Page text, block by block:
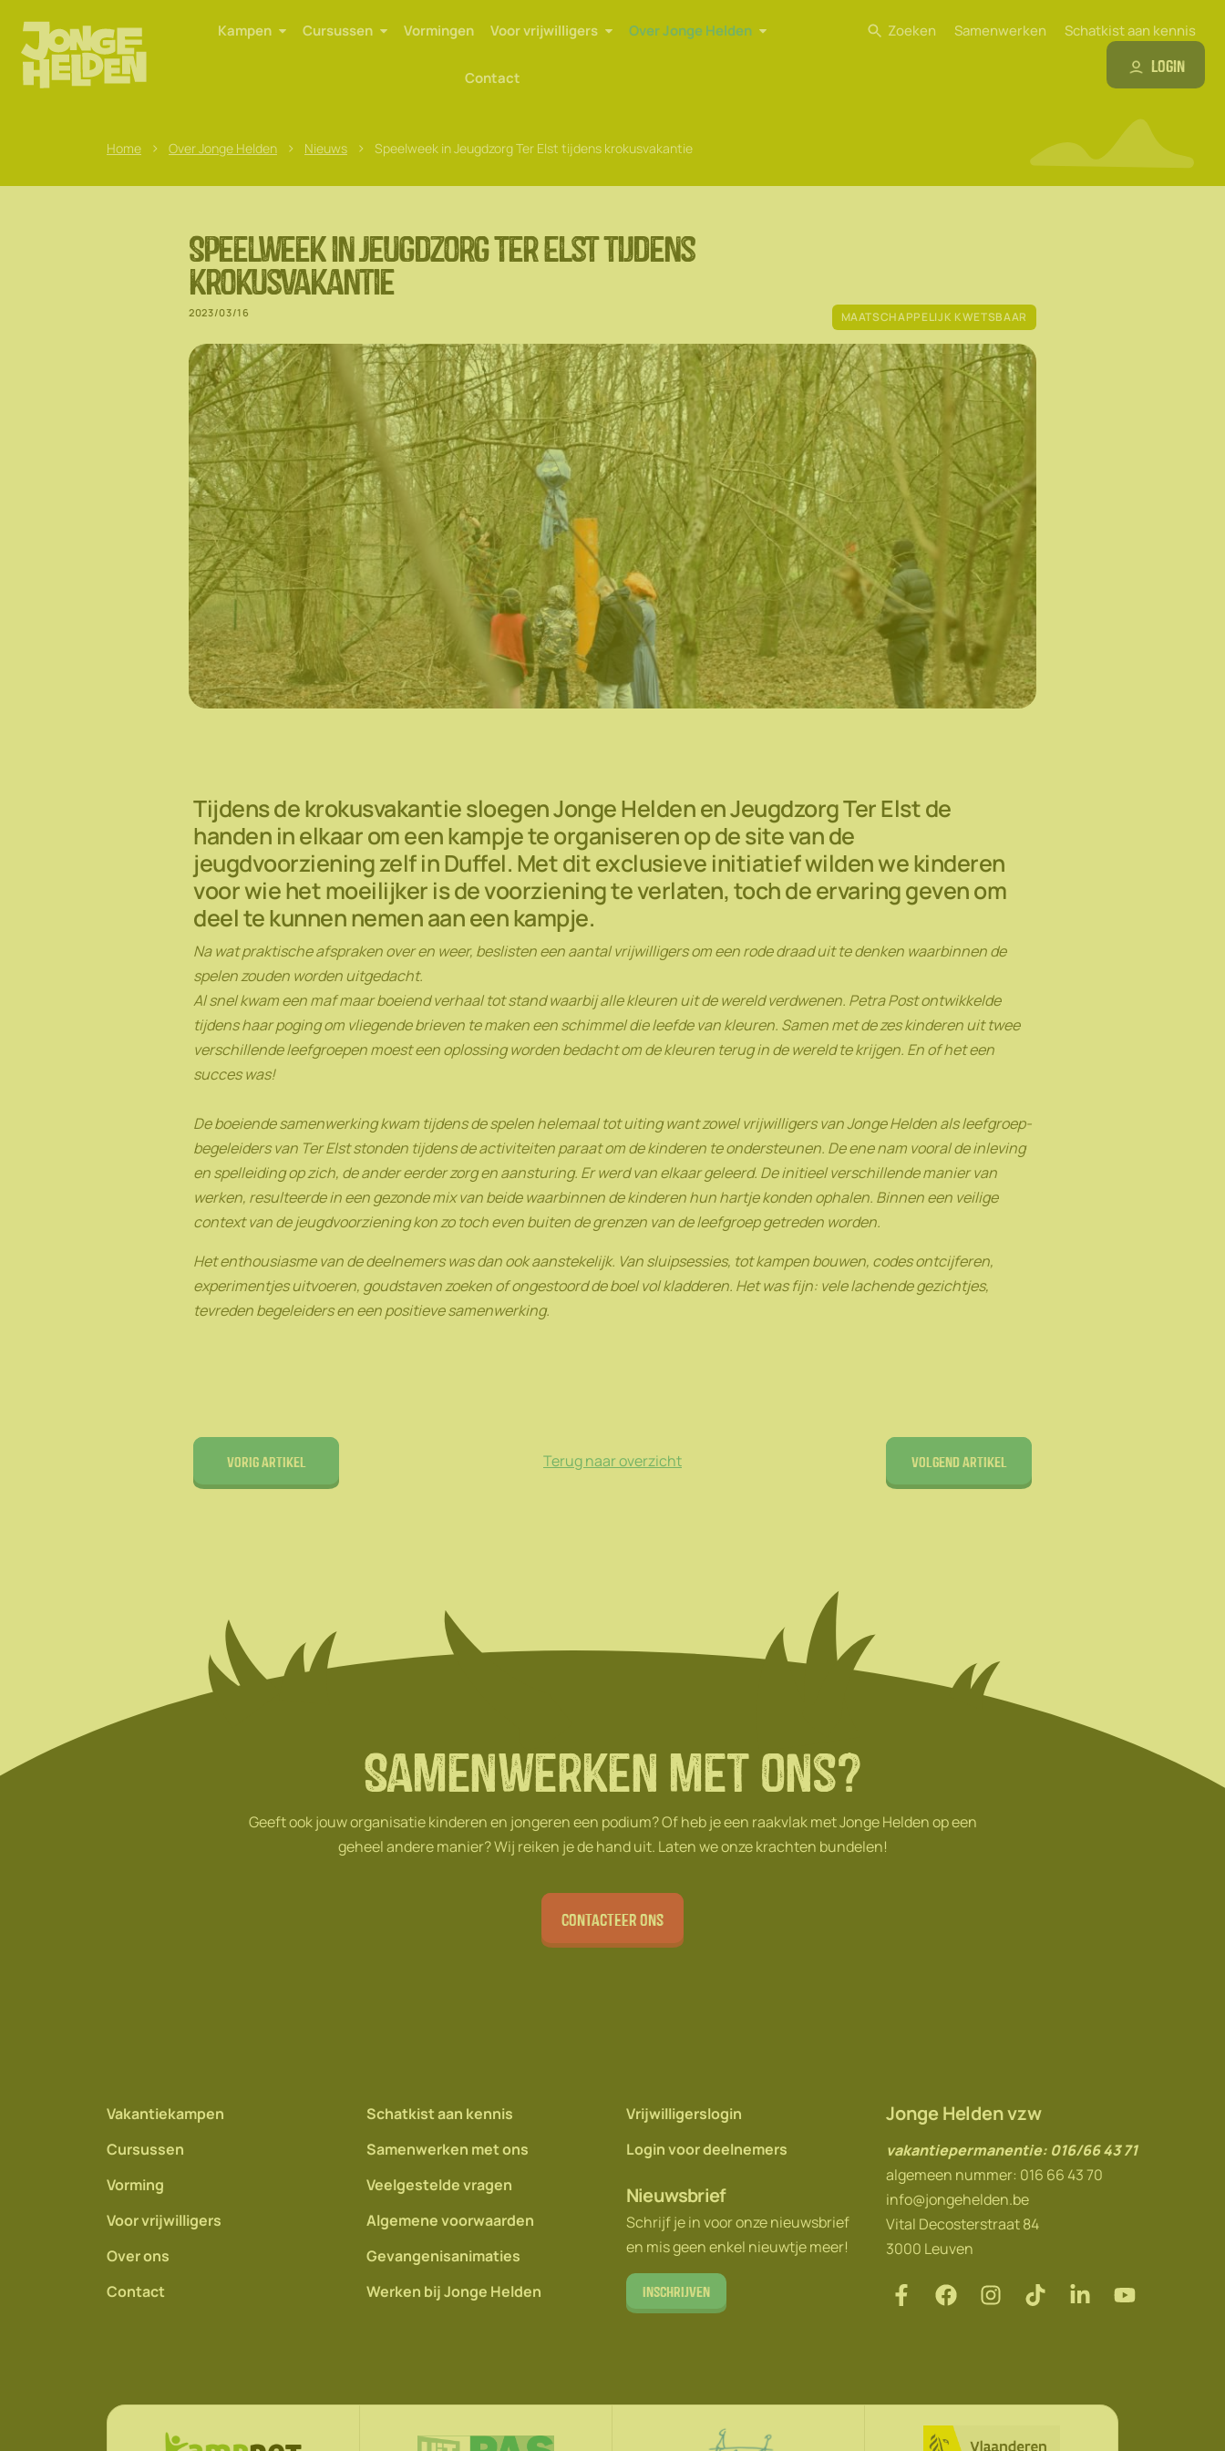
Kampen Cursussen Vormingen Voor vrijwilligers Over Jonge Helden
Contact
Zoeken Samenwerken Schatkist aan kennis
Login
Home > Over Jonge Helden > Nieuws > Speelweek in Jeugdzorg Ter Elst tijdens krokusvakantie
Speelweek in Jeugdzorg Ter Elst tijdens
krokusvakantie
2023/03/16 MAATSCHAPPELIJK KWETSBAAR
Tijdens de krokusvakantie sloegen Jonge Helden en Jeugdzorg Ter Elst de
handen in elkaar om een kampje te organiseren op de site van de
jeugdvoorziening zelf in Duffel. Met dit exclusieve initiatief wilden we kinderen
voor wie het moeilijker is de voorziening te verlaten, toch de ervaring geven om
deel te kunnen nemen aan een kampje.
Na wat praktische afspraken over en weer, beslisten een aantal vrijwilligers om een rode draad uit te denken waarbinnen de
spelen zouden worden uitgedacht.
Al snel kwam een maf maar boeiend verhaal tot stand waarbij alle kleuren uit de wereld verdwenen. Petra Post ontwikkelde
tijdens haar poging om vliegende brieven te maken een schimmel die leefde van kleuren. Samen met de zes kinderen uit twee
verschillende leefgroepen moest een oplossing worden bedacht om de kleuren terug in de wereld te krijgen. En of het een
succes was!
De boeiende samenwerking kwam tijdens de spelen helemaal tot uiting want zowel vrijwilligers van Jonge Helden als leefgroep-
begeleiders van Ter Elst stonden tijdens de activiteiten paraat om de kinderen te ondersteunen. De ene nam vooral de inleving
en spelleiding op zich, de ander eerder zorg en aansturing. Er werd van elkaar geleerd. De initieel verschillende manier van
werken, resulteerde in een gezonde mix van beide waarbinnen de kinderen hun hartje konden ophalen. Binnen een veilige
context van de jeugdvoorziening kon zo toch even buiten de grenzen van de leefgroep getreden worden.
Het enthousiasme van de deelnemers was dan ook aanstekelijk. Van sluipsessies, tot kampen bouwen, codes ontcijferen,
experimentjes uitvoeren, goudstaven zoeken of ongestoord de boel vol kladderen. Het was fijn: vele lachende gezichtjes,
tevreden begeleiders en een positieve samenwerking.
Vorig artikel Terug naar overzicht Volgend artikel
Samenwerken met ons?
Geeft ook jouw organisatie kinderen en jongeren een podium? Of heb je een raakvlak met Jonge Helden op een
geheel andere manier? Wij reiken je de hand uit. Laten we onze krachten bundelen!
Contacteer ons
Vakantiekampen
Cursussen
Vorming
Voor vrijwilligers
Over ons
Contact
Schatkist aan kennis
Samenwerken met ons
Veelgestelde vragen
Algemene voorwaarden
Gevangenisanimaties
Werken bij Jonge Helden
Vrijwilligerslogin
Login voor deelnemers
Nieuwsbrief
Schrijf je in voor onze nieuwsbrief
en mis geen enkel nieuwtje meer!
Inschrijven
Jonge Helden vzw
vakantiepermanentie: 016/66 43 71
algemeen nummer: 016 66 43 70
info@jongehelden.be
Vital Decosterstraat 84
3000 Leuven